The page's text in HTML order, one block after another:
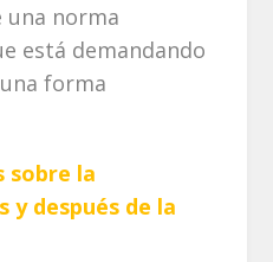
una norma
está demandando
forma
sobre la
y después de la